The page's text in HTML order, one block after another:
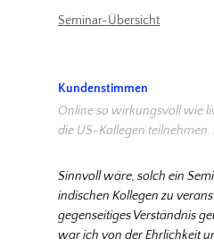
Seminar-Übersicht
Kundenstimmen
Online so wirkungsvoll wie
die US-Kollegen teilnehmen.
Sinnvoll wäre, solch ein
indischen Kollegen zu
gegenseitiges Verständnis
war ich von der Ehrlichkeit